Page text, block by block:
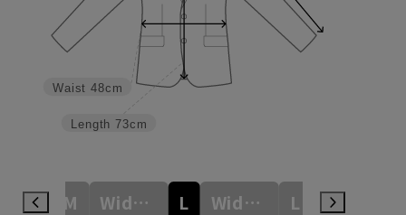
Length 73cm
Waist 48cm
Wide S M Wide M L Wide L LL